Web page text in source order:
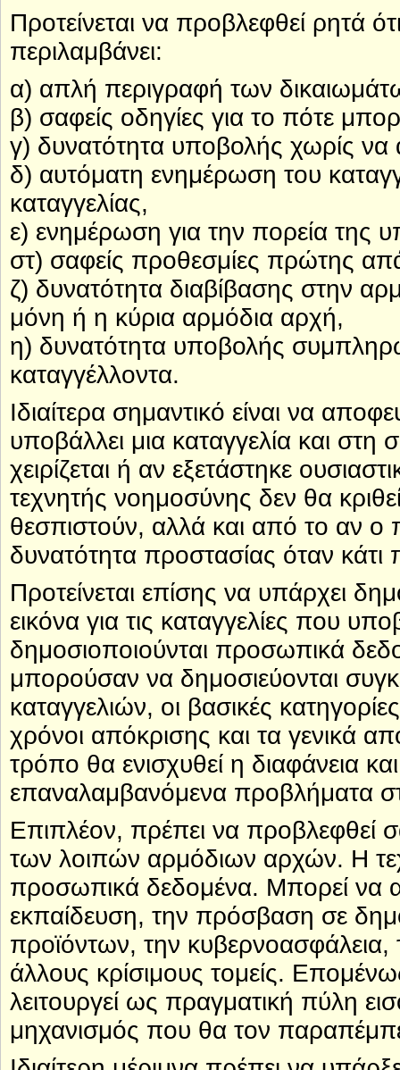
Προτείνεται να προβλεφθεί ρητά
περιλαμβάνει:
α) απλή περιγραφή των
β) σαφείς οδηγίες για το πότε
γ) δυνατότητα υποβολής χωρίς να
δ) αυτόματη ενημέρωση του
καταγγελίας,
ε) ενημέρωση για την πορεία της
στ) σαφείς προθεσμίες πρώτης
ζ) δυνατότητα διαβίβασης στην
μόνη ή η κύρια αρμόδια αρχή,
η) δυνατότητα υποβολής
καταγγέλλοντα.
Ιδιαίτερα σημαντικό είναι να
υποβάλλει μια καταγγελία και στη
χειρίζεται ή αν εξετάστηκε
τεχνητής νοημοσύνης δεν θα
θεσπιστούν, αλλά και από το αν ο
δυνατότητα προστασίας όταν κάτι
Προτείνεται επίσης να υπάρχει
εικόνα για τις καταγγελίες που
δημοσιοποιούνται προσωπικά
μπορούσαν να δημοσιεύονται
καταγγελιών, οι βασικές
χρόνοι απόκρισης και τα γενικά
τρόπο θα ενισχυθεί η διαφάνεια
επαναλαμβανόμενα προβλήματα
Επιπλέον, πρέπει να προβλεφθεί
των λοιπών αρμόδιων αρχών. Η
προσωπικά δεδομένα. Μπορεί να
εκπαίδευση, την πρόσβαση σε
προϊόντων, την κυβερνοασφάλεια,
άλλους κρίσιμους τομείς.
λειτουργεί ως πραγματική πύλη
μηχανισμός που θα τον